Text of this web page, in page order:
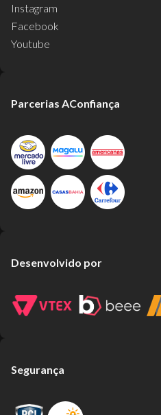
Instagram
Facebook
Youtube
Parcerias AConfiança
Desenvolvido por
Segurança